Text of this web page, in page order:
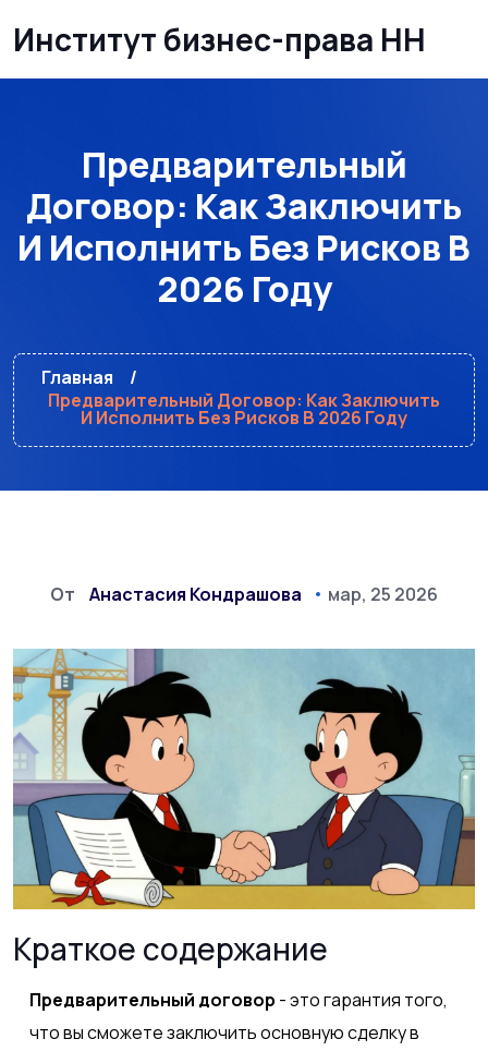
Институт бизнес-права НН
Предварительный
Договор: Как Заключить
И Исполнить Без Рисков В
2026 Году
Главная
Предварительный Договор: Как Заключить
И Исполнить Без Рисков В 2026 Году
От Анастасия Кондрашова мар, 25 2026
Краткое содержание
Предварительный договор - это гарантия того,
что вы сможете заключить основную сделку в